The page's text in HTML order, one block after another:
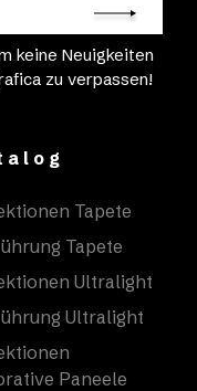
keine Neuigkeiten
zu verpassen!
Tapete
Tapete
Ultralight
Ultralight
Paneele